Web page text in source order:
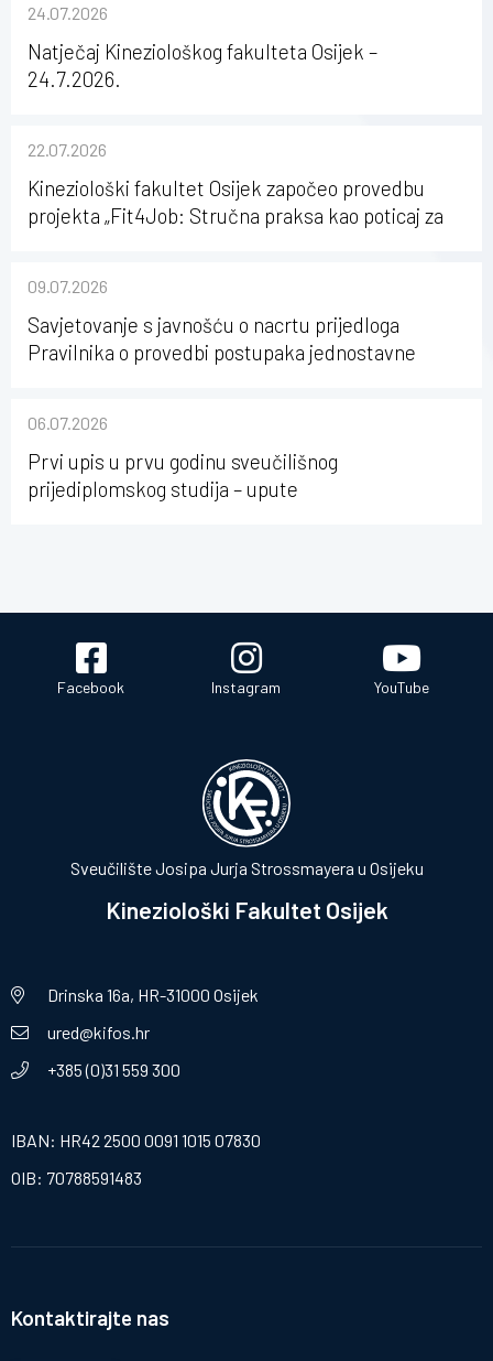
24.07.2026
Natječaj Kineziološkog fakulteta Osijek –
24.7.2026.
22.07.2026
Kineziološki fakultet Osijek započeo provedbu
projekta „Fit4Job: Stručna praksa kao poticaj za
09.07.2026
Savjetovanje s javnošću o nacrtu prijedloga
Pravilnika o provedbi postupaka jednostavne
Osijeku
06.07.2026
Prvi upis u prvu godinu sveučilišnog
prijediplomskog studija – upute
Facebook Instagram YouTube
Sveučilište Josipa Jurja Strossmayera u Osijeku
Kineziološki Fakultet Osijek
Drinska 16a, HR-31000 Osijek
ured@kifos.hr
+385 (0)31 559 300
IBAN: HR42 2500 0091 1015 07830
OIB: 70788591483
Kontaktirajte nas